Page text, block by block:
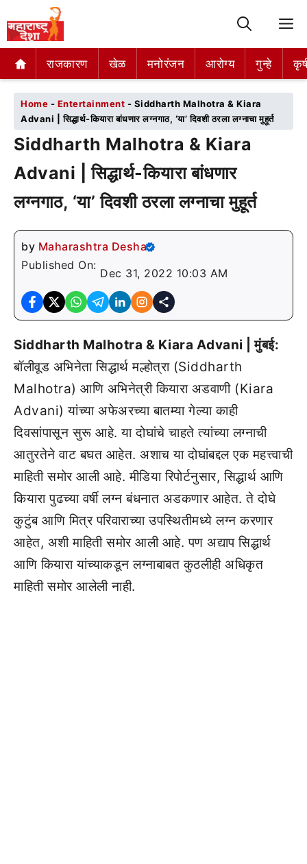
राजकारण खेळ मनोरंजन आरोग्य गुन्हे
राजकारण खेळ मनोरंजन आरोग्य गुन्हे
Home - Entertainment - Siddharth Malhotra & Kiara
Advani | सिद्धार्थ-कियारा बांधणार लग्नगाठ, ‘या’ दिवशी ठरला लग्नाचा मुहूर्त
Siddharth Malhotra & Kiara
Advani | सिद्धार्थ-कियारा बांधणार
लग्नगाठ, ‘या’ दिवशी ठरला लग्नाचा मुहूर्त
by Maharashtra Desha
Published On:
Dec 31, 2022 10:03 AM
Siddharth Malhotra & Kiara Advani | मुंबई:
बॉलीवूड अभिनेता सिद्धार्थ मल्होत्रा (Siddharth
Malhotra) आणि अभिनेत्री कियारा अडवाणी (Kiara
Advani) यांच्या अफेअरच्या बातम्या गेल्या काही
दिवसांपासून सुरू आहे. या दोघांचे चाहते त्यांच्या लग्नाची
आतुरतेने वाट बघत आहेत. अशाच या दोघांबद्दल एक महत्त्वाची
माहिती समोर आली आहे. मीडिया रिपोर्टनुसार, सिद्धार्थ आणि
कियारा पुढच्या वर्षी लग्न बंधनात अडकणार आहेत. ते दोघे
कुटुंब आणि मित्र परिवाराच्या उपस्थितीमध्ये लग्न करणार
आहेत, अशी माहिती समोर आली आहे. पण अद्याप सिद्धार्थ
आणि कियारा यांच्याकडून लग्नाबाबत कुठलीही अधिकृत
माहिती समोर आलेली नाही.